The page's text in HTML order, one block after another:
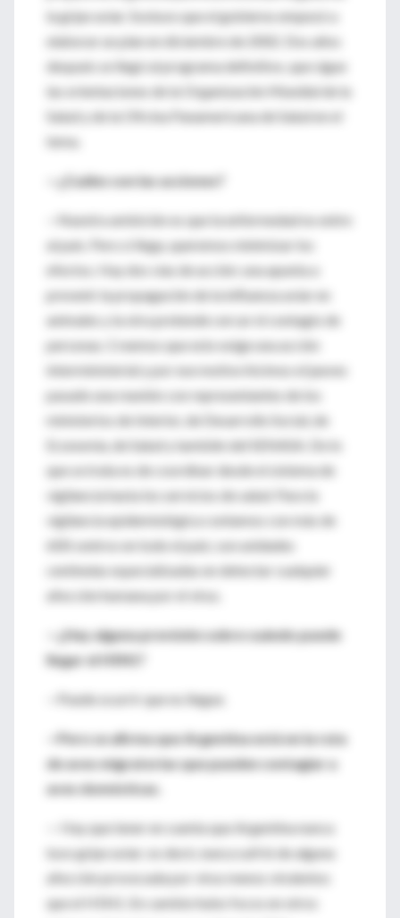
la gripe aviar. Sostuvo que el gobierno empezó a
elaborar un plan en diciembre de 2002. Dos años
después se llegó al programa definitivo, que sigue
las orientaciones de la Organización Mundial de la
Salud y de la Oficina Panamericana de Salud en el
tema.
—¿Cuáles son las acciones?
—Nuestra ambición es que la enfermedad no entre
al país. Pero si llega, queremos minimizar los
efectos. Hay dos vías de acción: una apunta a
prevenir la propagación de la influenza aviar en
animales y la otra pretende cercar el contagio de
personas. Creemos que esto exige una acción
interministerial y por ese motivo hicimos el jueves
pasado una reunión con representantes de los
ministerios de Interior, de Desarrollo Social, de
Economía, de Salud y también del SENASA. De lo
que se trata es de coordinar desde el sistema de
vigilancia hasta los servicios de salud. Para la
vigilancia epidemiológica contamos con más de
600 centros en todo el país; son unidades
centinelas especializadas en detectar cualquier
afección humana por el virus.
—¿Hay alguna previsión sobre cuándo puede
llegar el H5N1?
—Puede ocurrir que no llegue.
—Pero se afirma que Argentina está en la ruta
de aves migratorias que pueden contagiar a
aves domésticas.
— Hay que tener en cuenta que Argentina nunca
tuvo gripe aviar; es decir, nunca sufrió de alguna
afección provocada por virus menos virulentos
que el H5N1. En cambio hubo focos en otros